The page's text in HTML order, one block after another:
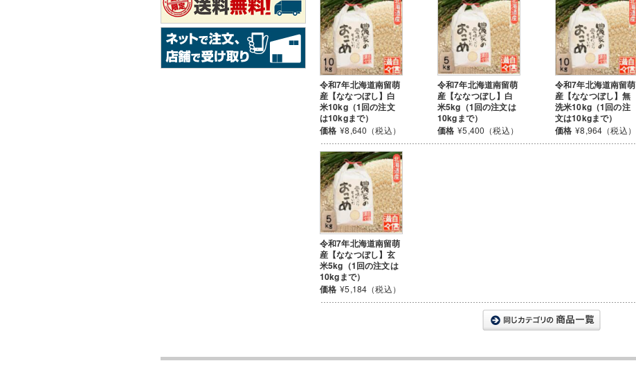
令和7年北海道南留萌
産【ななつぼし】白
米10kg（1回の注文
は10kgまで）
価格 ¥8,640（税込）
令和7年北海道南留萌
産【ななつぼし】白
米5kg（1回の注文は
10kgまで）
価格 ¥5,400（税込）
令和7年北海道南留萌
産【ななつぼし】無
洗米10kg（1回の注
文は10kgまで）
価格 ¥8,964（税込）
令和7年北海道南留萌
産【ななつぼし】玄
米5kg（1回の注文は
10kgまで）
価格 ¥5,184（税込）